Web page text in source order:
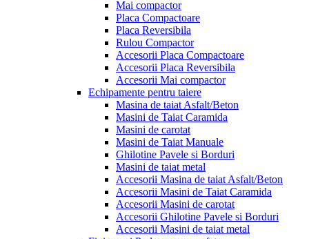
Mai compactor
Placa Compactoare
Placa Reversibila
Rulou Compactor
Accesorii Placa Compactoare
Accesorii Placa Reversibila
Accesorii Mai compactor
Echipamente pentru taiere
Masina de taiat Asfalt/Beton
Masini de Taiat Caramida
Masini de carotat
Masini de Taiat Manuale
Ghilotine Pavele si Borduri
Masini de taiat metal
Accesorii Masina de taiat Asfalt/Beton
Accesorii Masini de Taiat Caramida
Accesorii Masini de carotat
Accesorii Ghilotine Pavele si Borduri
Accesorii Masini de taiat metal